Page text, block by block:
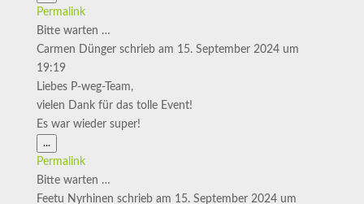
Metabox
Permalink
Bitte warten …
Carmen Dünger schrieb am 15. September 2024 um
19:19
Liebes P-weg-Team,
vielen Dank für das tolle Event!
Es war wieder super!
...Diese
Metabox
Permalink
Bitte warten …
Feetu Nyrhinen schrieb am 15. September 2024 um